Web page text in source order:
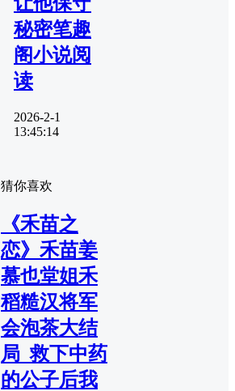
秘密笔趣
阁小说阅
读
2026-2-1
13:45:14
猜你喜欢
《禾苗之
恋》禾苗姜
慕也堂姐禾
稻糙汉将军
会泡茶大结
局_救下中药
的公子后我